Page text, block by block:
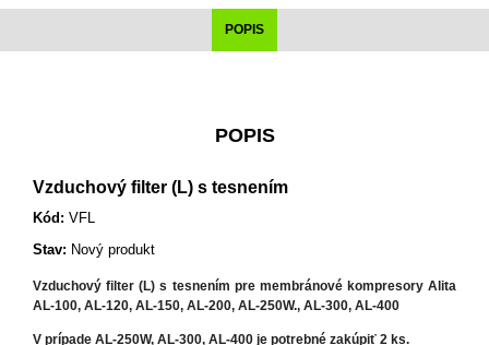
POPIS
POPIS
Vzduchový filter (L) s tesnením
Kód: VFL
Stav: Nový produkt
Vzduchový filter (L) s tesnením pre membránové kompresory Alita
AL-100, AL-120, AL-150, AL-200, AL-250W., AL-300, AL-400
V prípade AL-250W, AL-300, AL-400 je potrebné zakúpiť 2 ks.